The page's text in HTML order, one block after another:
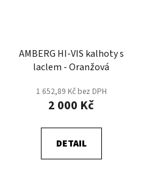
AMBERG HI-VIS kalhoty s
laclem - Oranžová
1 652,89 Kč bez DPH
2 000 Kč
DETAIL